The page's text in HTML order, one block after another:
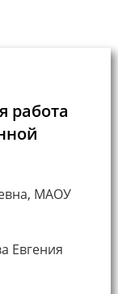
работа
МАОУ
Евгения